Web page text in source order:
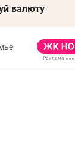
валюту